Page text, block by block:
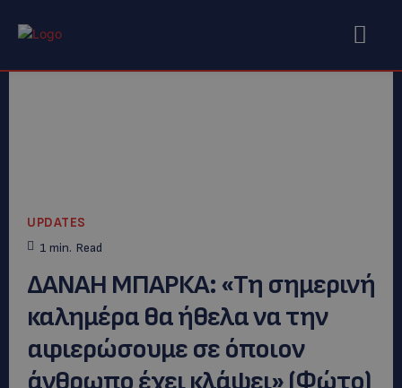
UPDATES
1 min. Read
ΔANAH MΠΑΡΚΑ: «Τη σημερινή
καλημέρα θα ήθελα να την
αφιερώσουμε σε όποιον
άνθρωπο έχει κλάψει» (Φώτο)